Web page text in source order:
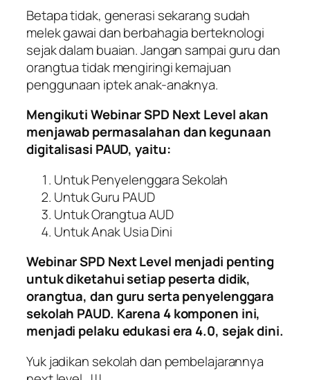
Betapa tidak, generasi sekarang sudah
melek gawai dan berbahagia berteknologi
sejak dalam buaian. Jangan sampai guru dan
orangtua tidak mengiringi kemajuan
penggunaan iptek anak-anaknya.
Mengikuti Webinar SPD Next Level akan
menjawab permasalahan dan kegunaan
digitalisasi PAUD, yaitu:
Untuk Penyelenggara Sekolah
Untuk Guru PAUD
Untuk Orangtua AUD
Untuk Anak Usia Dini
Webinar SPD Next Level menjadi penting
untuk diketahui setiap peserta didik,
orangtua, dan guru serta penyelenggara
sekolah PAUD. Karena 4 komponen ini,
menjadi pelaku edukasi era 4.0, sejak dini.
Yuk jadikan sekolah dan pembelajarannya